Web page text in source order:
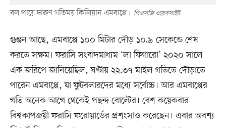
বল পায়ে দারুণ গতিময় কিলিয়ান এমবাপ্পে পিএসজি ওয়েবসাইট
গুঞ্জন আছে, এমবাপ্পে ১০০ মিটার দৌড় ১০.৯ সেকেন্ডে শেষ
করতে সক্ষম। ফরাসি সংবাদমাধ্যম ‘লা ফিগারো’ ২০২০ সালে
এক জরিপে জানিয়েছিল, ঘণ্টায় ২২.৩৭ মাইল গতিতে দৌড়াতে
পারেন এমবাপ্পে, যা ফুটবলারদের মধ্যে সর্বোচ্চ। আর এমবাপ্পের
গতি অনেক আগে থেকেই পছন্দ বোল্টের। বেশ কয়েকবার
বিশ্বকাপজয়ী ফরাসি ফরোয়ার্ডের প্রশংসাও করেছেন। এবার অবশ্য